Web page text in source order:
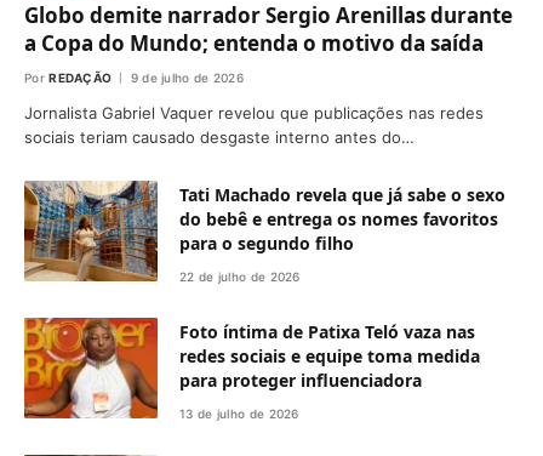
Globo demite narrador Sergio Arenillas durante
a Copa do Mundo; entenda o motivo da saída
Por REDAÇÃO 9 de julho de 2026
Jornalista Gabriel Vaquer revelou que publicações nas redes
sociais teriam causado desgaste interno antes do…
Tati Machado revela que já sabe o sexo
do bebê e entrega os nomes favoritos
para o segundo filho
22 de julho de 2026
Foto íntima de Patixa Teló vaza nas
redes sociais e equipe toma medida
para proteger influenciadora
13 de julho de 2026